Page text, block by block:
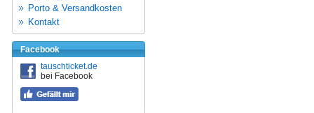
Porto & Versandkosten
Kontakt
Facebook
tauschticket.de
bei Facebook